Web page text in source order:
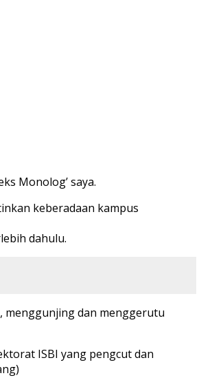
Monolog’ saya.
keberadaan kampus
dahulu.
menggunjing dan menggerutu
ISBI yang pengcut dan